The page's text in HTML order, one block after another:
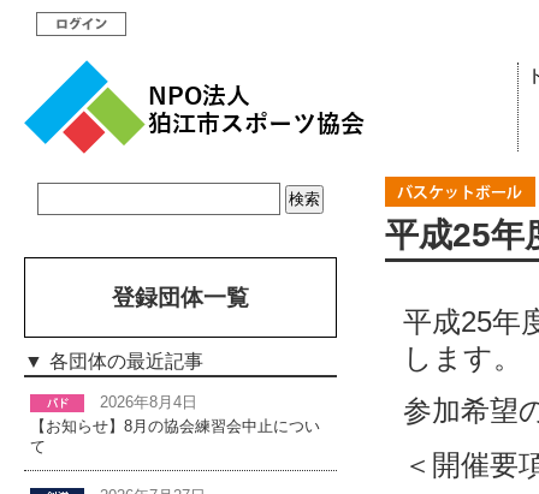
平成25年
平成25年
します。
参加希望
＜開催要
登録団体一覧
各団体の最近記事
2026年8月4日
【お知らせ】8月の協会練習会中止につい
て